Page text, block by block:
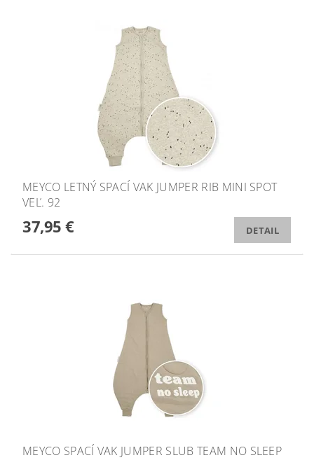
MEYCO LETNÝ SPACÍ VAK JUMPER RIB MINI SPOT
VEĽ. 92
37,95 € DETAIL
MEYCO SPACÍ VAK JUMPER SLUB TEAM NO SLEEP